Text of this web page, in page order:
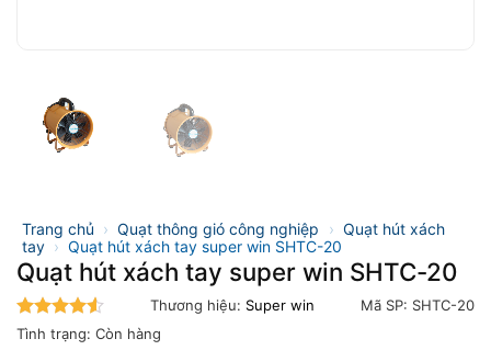
Trang chủ › Quạt thông gió công nghiệp › Quạt hút xách
tay › Quạt hút xách tay super win SHTC-20
Quạt hút xách tay super win SHTC-20
4.5trên 5
Thương hiệu: Super win Mã SP: SHTC-20
Tình trạng: Còn hàng